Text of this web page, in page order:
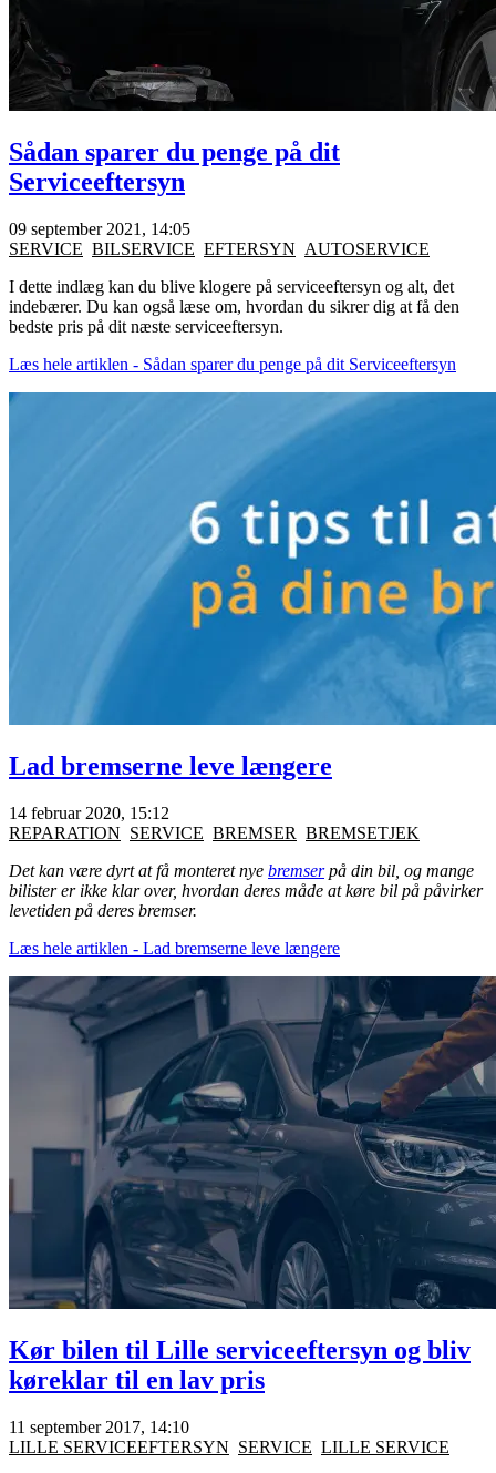
Sådan sparer du penge på dit
Serviceeftersyn
09 september 2021, 14:05
SERVICE BILSERVICE EFTERSYN AUTOSERVICE
I dette indlæg kan du blive klogere på serviceeftersyn og alt, det
indebærer. Du kan også læse om, hvordan du sikrer dig at få den
bedste pris på dit næste serviceeftersyn.
Læs hele artiklen - Sådan sparer du penge på dit Serviceeftersyn
Lad bremserne leve længere
14 februar 2020, 15:12
REPARATION SERVICE BREMSER BREMSETJEK
Det kan være dyrt at få monteret nye bremserpå din bil, og mange
bilister er ikke klar over, hvordan deres måde at køre bil på påvirker
levetiden på deres bremser.
Læs hele artiklen - Lad bremserne leve længere
Kør bilen til Lille serviceeftersyn og bliv
køreklar til en lav pris
11 september 2017, 14:10
LILLE SERVICEEFTERSYN SERVICE LILLE SERVICE